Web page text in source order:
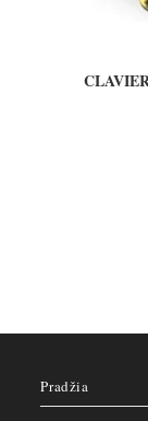
Pradžia